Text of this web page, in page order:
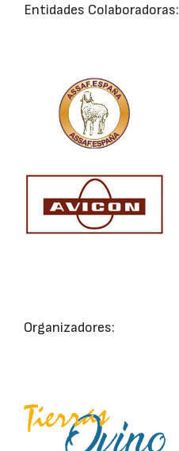
Entidades Colaboradoras:
Organizadores: